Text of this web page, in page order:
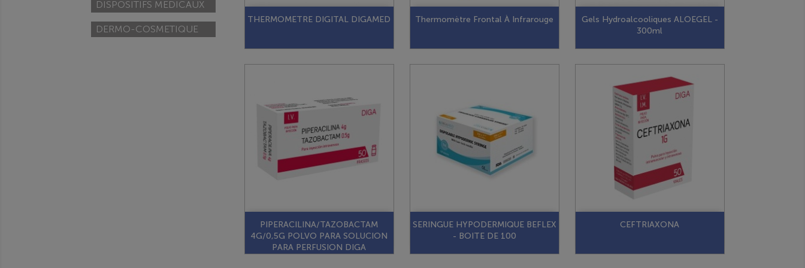
DISPOSITIFS MEDICAUX
DERMO-COSMETIQUE
THERMOMETRE DIGITAL DIGAMED Thermomètre Frontal À Infrarouge
Gels Hydroalcooliques ALOEGEL -
300ml
PIPERACILINA/TAZOBACTAM
4G/0,5G POLVO PARA SOLUCION
PARA PERFUSION DIGA
SERINGUE HYPODERMIQUE BEFLEX
- BOITE DE 100
CEFTRIAXONA